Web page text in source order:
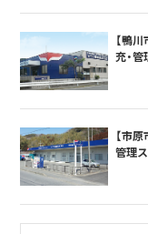
【鴨
充・
【市
管理